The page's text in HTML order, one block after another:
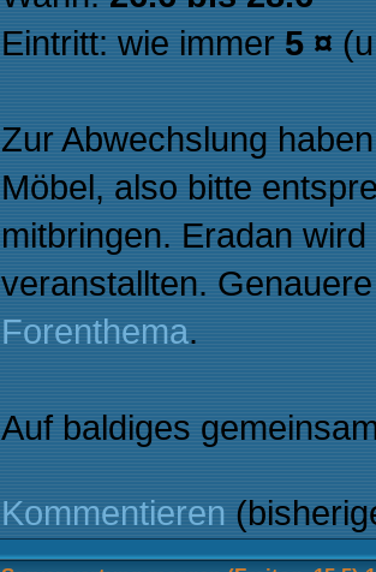
Eintritt: wie immer 5 ¤
Zur Abwechslung
Möbel, also bitte
mitbringen. Eradan
veranstallten.
Forenthema.
Auf baldiges
Kommentieren